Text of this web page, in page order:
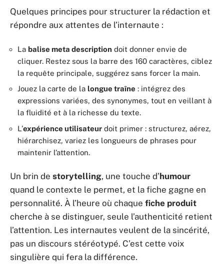
Quelques principes pour structurer la rédaction et
répondre aux attentes de l’internaute :
La balise meta description doit donner envie de
cliquer. Restez sous la barre des 160 caractères, ciblez
la requête principale, suggérez sans forcer la main.
Jouez la carte de la longue traîne : intégrez des
expressions variées, des synonymes, tout en veillant à
la fluidité et à la richesse du texte.
L’expérience utilisateur doit primer : structurez, aérez,
hiérarchisez, variez les longueurs de phrases pour
maintenir l’attention.
Un brin de storytelling, une touche d’humour
quand le contexte le permet, et la fiche gagne en
personnalité. À l’heure où chaque fiche produit
cherche à se distinguer, seule l’authenticité retient
l’attention. Les internautes veulent de la sincérité,
pas un discours stéréotypé. C’est cette voix
singulière qui fera la différence.